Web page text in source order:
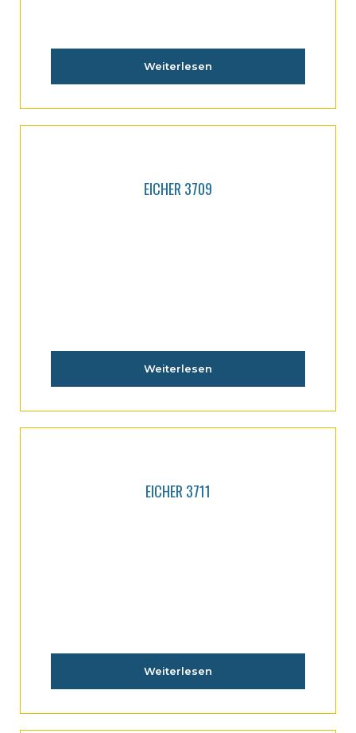
Weiterlesen
EICHER 3709
Weiterlesen
EICHER 3711
Weiterlesen